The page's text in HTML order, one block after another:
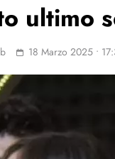
ultimo
18 Marzo 2025 •